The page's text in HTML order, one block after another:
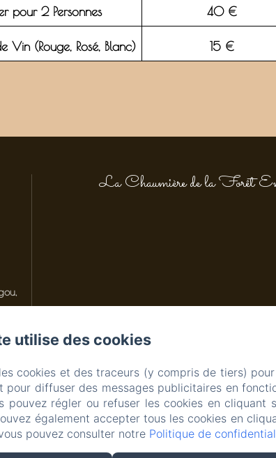
pour 2 Personnes 40 €
Vin (Rouge, Rosé, Blanc) 15 €
La Chaumière de la Forêt
utilise des cookies
cookies et des traceurs (y compris de tiers)
pour diffuser des messages publicitaires en
pouvez régler ou refuser les cookies en cliquant
également accepter tous les cookies en
pouvez consulter notre Politique de